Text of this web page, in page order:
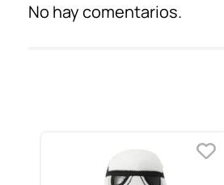
No hay comentarios.